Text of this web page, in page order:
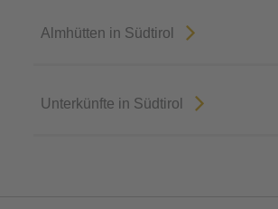
Almhütten in Südtirol
Unterkünfte in Südtirol